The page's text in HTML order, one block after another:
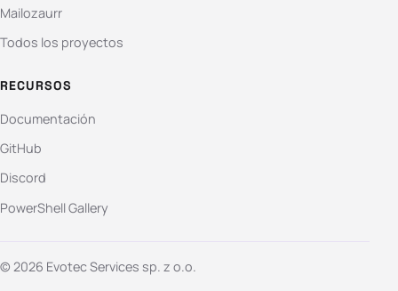
Mailozaurr
Todos los proyectos
RECURSOS
Documentación
GitHub
Discord
PowerShell Gallery
© 2026 Evotec Services sp. z o.o.